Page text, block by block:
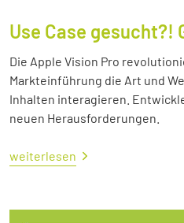
Use Case gesucht?!
Die Apple Vision Pro
Markteinführung die Art und
Inhalten interagieren.
neuen Herausforderungen.
weiterlesen